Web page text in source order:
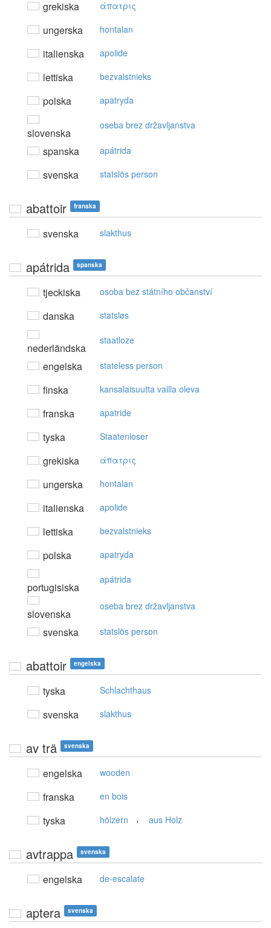
grekiska άπατρις
ungerska hontalan
italienska apolide
lettiska bezvalstnieks
polska apatryda
slovenska
oseba brez državljanstva
spanska apátrida
svenska statslös person
abattoir franska
svenska slakthus
apátrida spanska
tjeckiska osoba bez státního občanství
danska statsløs
nederländska
staatloze
engelska stateless person
finska kansalaisuutta vailla oleva
franska apatride
tyska Staatenloser
grekiska άπατρις
ungerska hontalan
italienska apolide
lettiska bezvalstnieks
polska apatryda
portugisiska
apátrida
slovenska
oseba brez državljanstva
svenska statslös person
abattoir engelska
tyska Schlachthaus
svenska slakthus
av trä svenska
engelska wooden
franska en bois
tyska hölzern , aus Holz
avtrappa svenska
engelska de-escalate
aptera svenska